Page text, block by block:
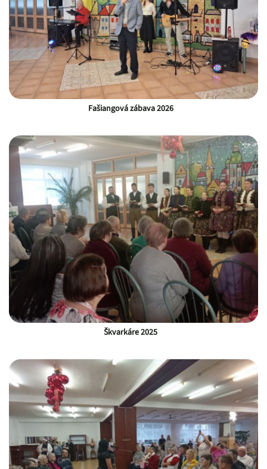
Fašiangová zábava 2026
Škvarkáre 2025